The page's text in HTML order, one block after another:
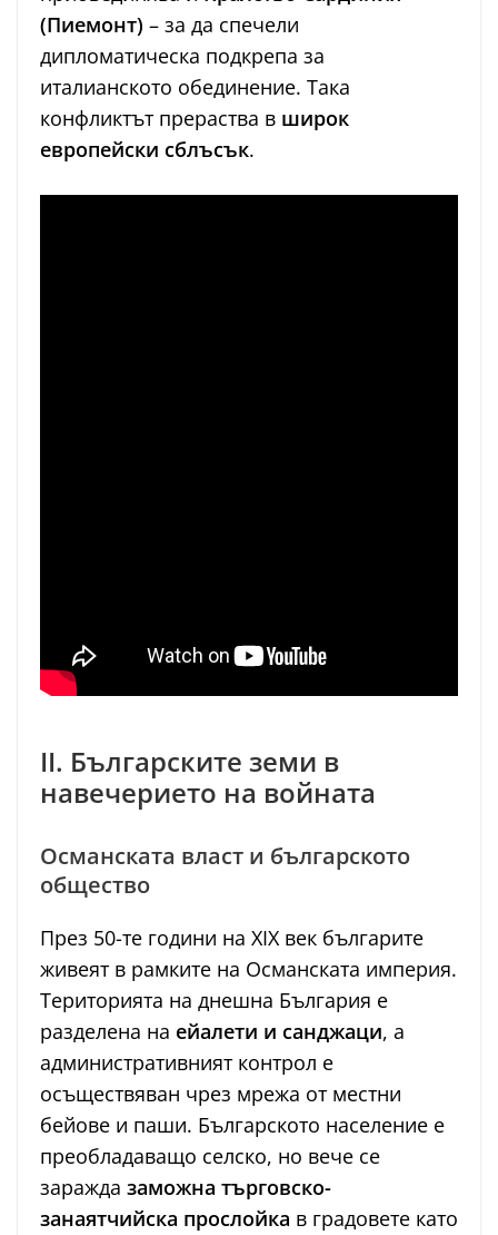
(Пиемонт) – за да спечели
дипломатическа подкрепа за
италианското обединение. Така
конфликтът прераства в широк
европейски сблъсък.
II. Българските земи в
навечерието на войната
Османската власт и българското
общество
През 50-те години на XIX век българите
живеят в рамките на Османската империя.
Територията на днешна България е
разделена на ейалети и санджаци, а
административният контрол е
осъществяван чрез мрежа от местни
бейове и паши. Българското население е
преобладаващо селско, но вече се
заражда заможна търговско-
занаятчийска прослойка в градовете като